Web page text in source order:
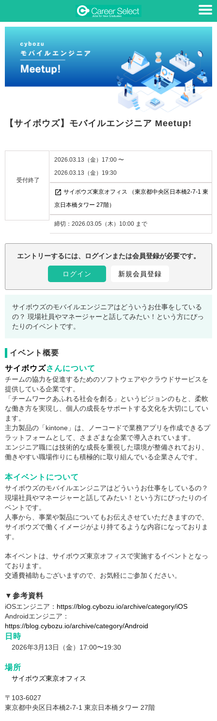
【サイボウズ】モバイルエンジニア Meetup!
受付終了
2026.03.13（金）17:00 〜
2026.03.13（金）19:30
open_in_new サイボウズ東京オフィス （東京都中央区日本橋2-7-1 東
京日本橋タワー 27階）
締切： 2026.03.05（木）10:00 まで
注意事項：
エントリーするには、ログインまたは会員登録が必要です。
ログイン 新規会員登録
サイボウズのモバイルエンジニアはどういうお仕事をしている
の？ 現場社員やマネージャーと話してみたい！という方にぴっ
たりのイベントです。
イベント概要
サイボウズさんについて
チームの協力を促進するためのソフトウェアやクラウドサービスを
提供している企業です。
「チームワークあふれる社会を創る」というビジョンのもと、柔軟
な働き方を実現し、個人の成長をサポートする文化を大切にしてい
ます。
主力製品の「kintone」は、ノーコードで業務アプリを作成できるプ
ラットフォームとして、さまざまな企業で導入されています。
エンジニア職には技術的な成長を重視した環境が整備されており、
働きやすい職場作りにも積極的に取り組んでいる企業さんです。
本イベントについて
サイボウズのモバイルエンジニアはどういうお仕事をしているの？
現場社員やマネージャーと話してみたい！という方にぴったりのイ
ベントです。
人事から、事業や製品についてもお伝えさせていただきますので、
サイボウズで働くイメージがより持てるような内容になっておりま
す。
本イベントは、サイボウズ東京オフィスで実施するイベントとなっ
ております。
交通費補助もございますので、お気軽にご参加ください。
▼参考資料
iOSエンジニア： https://blog.cybozu.io/archive/category/iOS
Androidエンジニア：
https://blog.cybozu.io/archive/category/Android
日時
2026年3月13日（金）17:00〜19:30
場所
サイボウズ東京オフィス
〒103-6027
東京都中央区日本橋2-7-1 東京日本橋タワー 27階